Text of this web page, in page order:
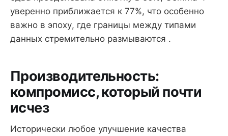
уверенно приближается к 77%, что особенно
важно в эпоху, где границы между типами
данных стремительно размываются .
Производительность:
компромисс, который почти
исчез
Исторически любое улучшение качества